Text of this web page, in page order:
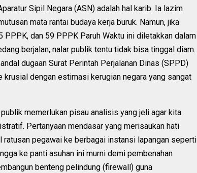
Sipil Negara (ASN) adalah hal karib. Ia lazim
mata rantai budaya kerja buruk. Namun, jika
dan 59 PPPK Paruh Waktu ini diletakkan dalam
berjalan, nalar publik tentu tidak bisa tinggal diam.
dugaan Surat Perintah Perjalanan Dinas (SPPD)
dengan estimasi kerugian negara yang sangat
memerlukan pisau analisis yang jeli agar kita
Pertanyaan mendasar yang merisaukan hati
ratusan pegawai ke berbagai instansi lapangan seperti
ke panti asuhan ini murni demi pembenahan
benteng pelindung (firewall) guna